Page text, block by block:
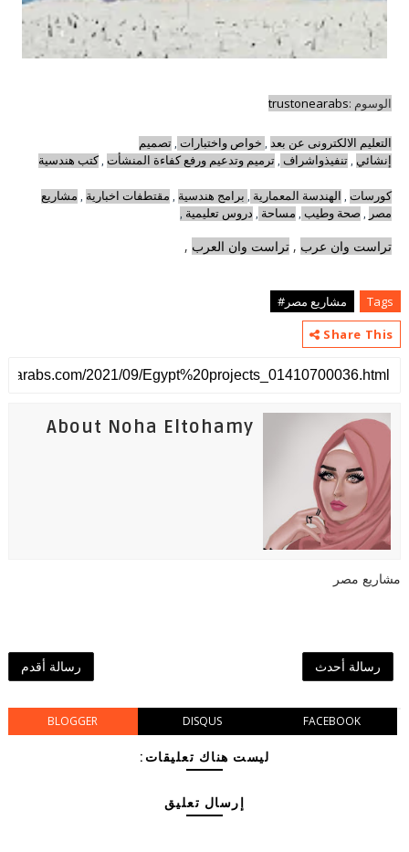
الوسوم :trustonearabs
التعليم الالكترونى عن بعد,خواص واختبارات ,تصميم
إنشائي,تنفيذواشراف ,ترميم وتدعيم ورفع كفاءة المنشأت,كتب هندسية
كورسات, الهندسة المعمارية , برامج هندسية , مقتطفات اخبارية , مشاريع
مصر , صحة وطيب , مساحة , دروس تعليمية ,
تراست وان عرب , تراست وان العرب ,
Tags
مشاريع مصر#
Share This
About Noha Eltohamy
مشاريع مصر
رسالة أحدث رسالة أقدم
BLOGGER DISQUS FACEBOOK
ليست هناك تعليقات:
إرسال تعليق